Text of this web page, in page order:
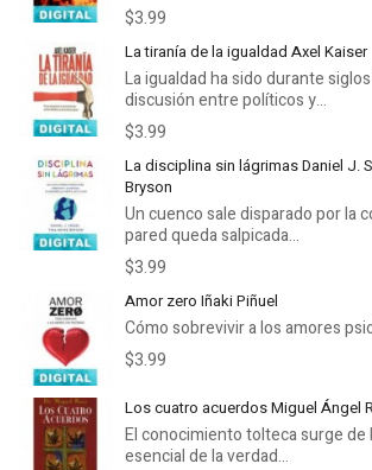
$3.99
La tiranía de la igualdad Axel Kaiser
La igualdad ha sido durante
discusión entre políticos y...
$3.99
La disciplina sin lágrimas Daniel J.
Bryson
Un cuenco sale disparado por la
pared queda salpicada...
$3.99
Amor zero Iñaki Piñuel
Cómo sobrevivir a los amores
$3.99
Los cuatro acuerdos Miguel Ángel
El conocimiento tolteca surge de
esencial de la verdad...